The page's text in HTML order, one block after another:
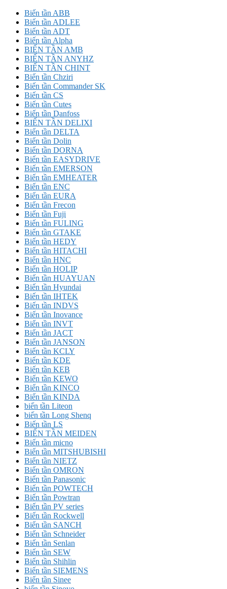
Biến tần ABB
Biến tần ADLEE
Biến tần ADT
Biến tần Alpha
BIẾN TẦN AMB
BIẾN TẦN ANYHZ
BIẾN TẦN CHINT
Biến tần Chziri
Biến tần Commander SK
Biến tần CS
Biến tần Cutes
Biến tần Danfoss
BIẾN TẦN DELIXI
Biến tần DELTA
Biến tần Dolin
Biến tần DORNA
Biến tần EASYDRIVE
Biến tần EMERSON
Biến tần EMHEATER
Biến tần ENC
Biến tần EURA
Biến tần Frecon
Biến tần Fuji
Biến tần FULING
Biến tần GTAKE
Biến tần HEDY
Biến tần HITACHI
Biến tần HNC
Biến tần HOLIP
Biến tần HUAYUAN
Biến tần Hyundai
Biến tần IHTEK
Biến tần INDVS
Biến tần Inovance
Biến tần INVT
Biến tần JACT
Biến tần JANSON
Biến tần KCLY
Biến tần KDE
Biến tần KEB
Biến tần KEWO
Biến tần KINCO
Biến tần KINDA
biến tần Liteon
biến tần Long Shenq
Biến tần LS
BIẾN TẦN MEIDEN
Biến tần micno
Biến tần MITSHUBISHI
Biến tần NIETZ
Biến tần OMRON
Biến tần Panasonic
Biến tần POWTECH
Biến tần Powtran
Biến tần PV series
Biến tần Rockwell
Biến tần SANCH
Biến tần Schneider
Biến tần Senlan
Biến tần SEW
Biến tần Shihlin
Biến tần SIEMENS
Biến tần Sinee